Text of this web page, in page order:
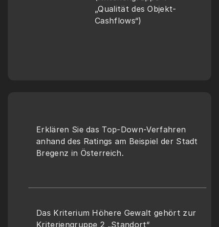
„Qualität des Objekt-
Cashflows“)
Erklären Sie das Top-Down-Verfahren
anhand des Ratings am Beispiel der Stadt
Bregenz in Österreich.
Das Kriterium Höhere Gewalt gehört zur
Kriteriengruppe 2 „Standort“